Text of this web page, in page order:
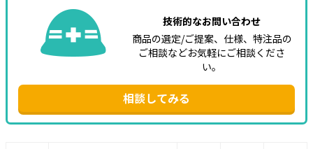
技術的なお問い合わせ
商品の選定/ご提案、仕様、特注品の
ご相談などお気軽にご相談くださ
い。
相談してみる